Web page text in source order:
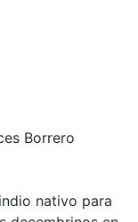
Borrero
nativo para